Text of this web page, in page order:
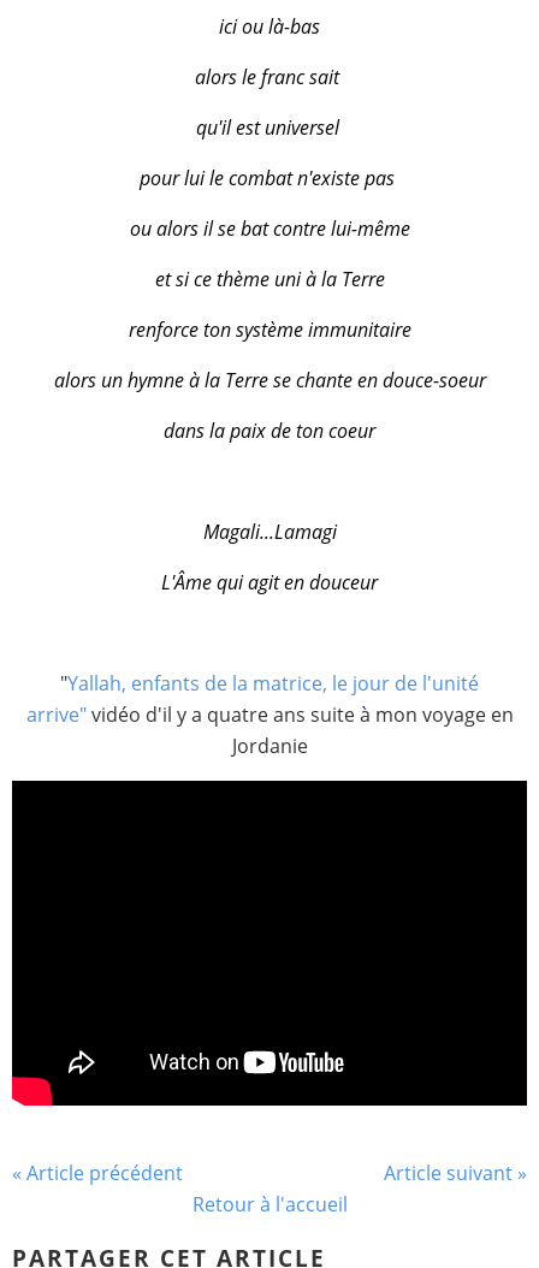
ici ou là-bas
alors le franc sait
qu'il est universel
pour lui le combat n'existe pas
ou alors il se bat contre lui-même
et si ce thème uni à la Terre
renforce ton système immunitaire
alors un hymne à la Terre se chante en douce-soeur
dans la paix de ton coeur
Magali...Lamagi
L'Âme qui agit en douceur
"Yallah, enfants de la matrice, le jour de l'unité
arrive"vidéo d'il y a quatre ans suite à mon voyage en
Jordanie
« Article précédent
Article suivant »
Retour à l'accueil
PARTAGER CET ARTICLE